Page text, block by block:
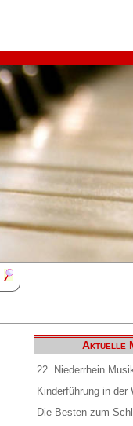
Aktuelle
22. Niederrhein
Kinderführung in der
Die Besten zum